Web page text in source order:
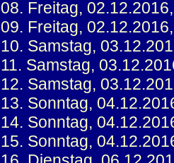
08. Freitag,
09. Freitag,
10. Samstag,
11. Samstag,
12. Samstag,
13. Sonntag,
14. Sonntag,
15. Sonntag,